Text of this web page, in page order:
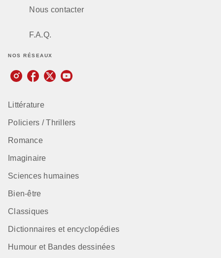
Nous contacter
F.A.Q.
NOS RÉSEAUX
Littérature
Policiers / Thrillers
Romance
Imaginaire
Sciences humaines
Bien-être
Classiques
Dictionnaires et encyclopédies
Humour et Bandes dessinées